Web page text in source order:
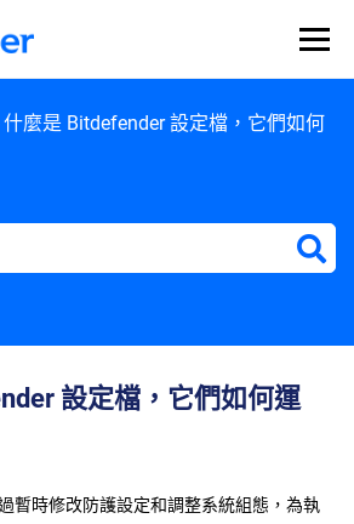
什麼是 Bitdefender 設定檔，它們如何
設定檔，它們如何運
暫時修改防護設定和調整系統組態，為執